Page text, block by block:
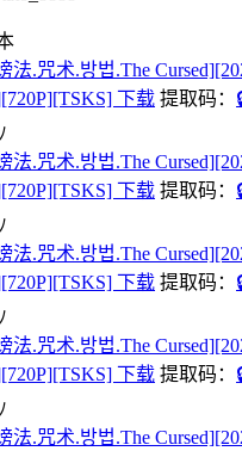
法.咒术.방법.The
下载 提取码：
法.咒术.방법.The
下载 提取码：
法.咒术.방법.The
下载 提取码：
法.咒术.방법.The
下载 提取码：
法.咒术.방법.The